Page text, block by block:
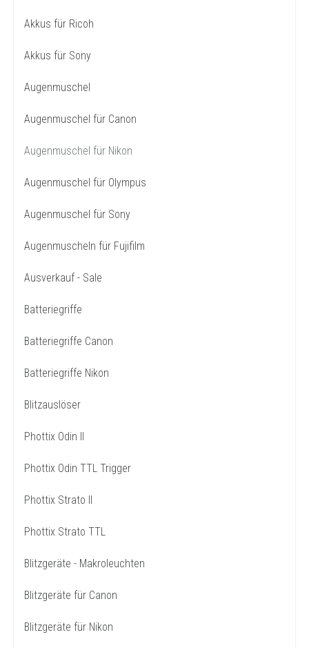
Akkus für Ricoh
Akkus für Sony
Augenmuschel
Augenmuschel für Canon
Augenmuschel für Nikon
Augenmuschel für Olympus
Augenmuschel für Sony
Augenmuscheln für Fujifilm
Ausverkauf - Sale
Batteriegriffe
Batteriegriffe Canon
Batteriegriffe Nikon
Blitzauslöser
Phottix Odin II
Phottix Odin TTL Trigger
Phottix Strato II
Phottix Strato TTL
Blitzgeräte - Makroleuchten
Blitzgeräte für Canon
Blitzgeräte für Nikon